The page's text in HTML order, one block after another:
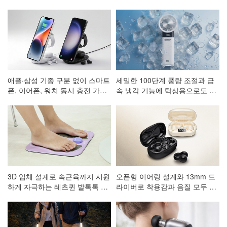
애플·삼성 기종 구분 없이 스마트
폰, 이어폰, 워치 동시 충전 가능
세밀한 100단계 풍량 조절과 급
속 냉각 기능에 탁상용으로도 활
3D 입체 설계로 속근육까지 시원
하게 자극하는 레츠퀸 발톡톡 저
오픈형 이어링 설계와 13mm 드
라이버로 착용감과 음질 모두 잡
스이어폰 AE-101